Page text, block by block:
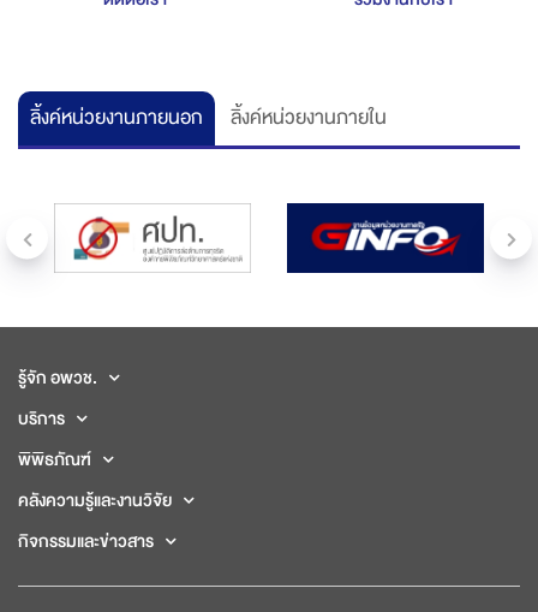
ลิ้งค์หน่วยงานภายนอก ลิ้งค์หน่วยงานภายใน
รู้จัก อพวช.
บริการ
พิพิธภัณฑ์
คลังความรู้และงานวิจัย
กิจกรรมและข่าวสาร